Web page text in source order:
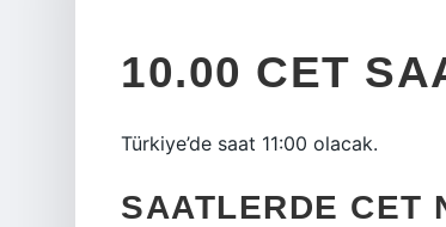
10.00 CET
Türkiye’de saat 11:00 olacak.
SAATLERDE CET